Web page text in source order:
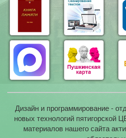
Дизайн и программирование -
новых технологий пятигорской
материалов нашего сайта